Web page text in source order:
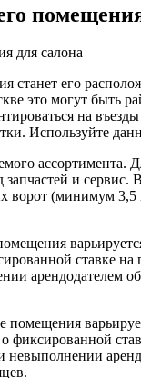
его
это могут быть
на
Используйте
ассортимента.
запчастей и
ворот (минимум
ставке
арендодателем